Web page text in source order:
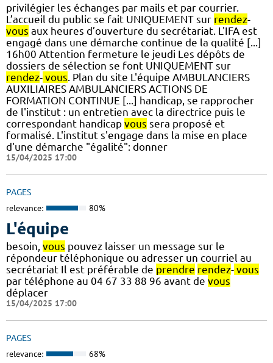
privilégier les échanges par mails et par courrier.
L’accueil du public se fait UNIQUEMENT sur rendez-
vous aux heures d’ouverture du secrétariat. L'IFA est
engagé dans une démarche continue de la qualité [...]
16h00 Attention fermeture le jeudi Les dépôts de
dossiers de sélection se font UNIQUEMENT sur
rendez- vous. Plan du site L'équipe AMBULANCIERS
AUXILIAIRES AMBULANCIERS ACTIONS DE
FORMATION CONTINUE [...] handicap, se rapprocher
de l'institut : un entretien avec la directrice puis le
correspondant handicap vous sera proposé et
formalisé. L'institut s'engage dans la mise en place
d'une démarche "égalité": donner
15/04/2025 17:00
PAGES
relevance: 80%
L'équipe
besoin, vous pouvez laisser un message sur le
répondeur téléphonique ou adresser un courriel au
secrétariat Il est préférable de prendre rendez- vous
par téléphone au 04 67 33 88 96 avant de vous
déplacer
15/04/2025 17:00
PAGES
relevance: 68%